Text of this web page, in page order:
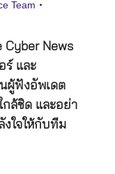
Team
News
ร์ และ
นผู้ฟังอัพเดต
ล้ชิด และอย่า
ใจให้กับทีม